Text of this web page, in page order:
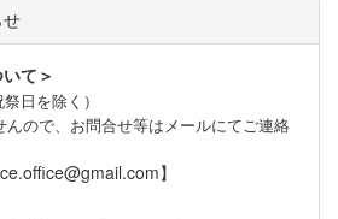
て＞
日を除く）
んので、お問合せ等はメールにてご連絡
】